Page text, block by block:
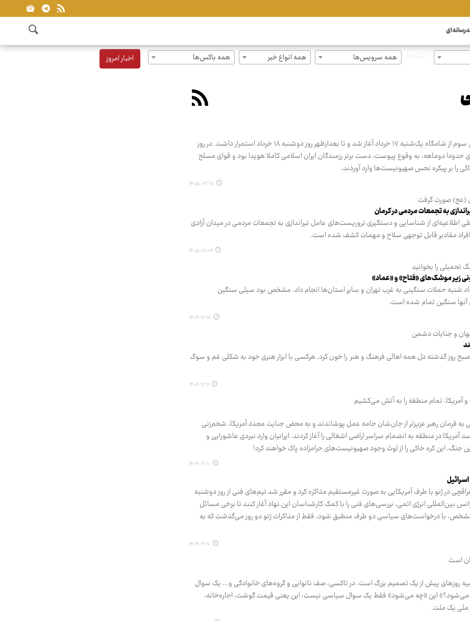
ای
همه سرویس‌ها همه انواع خبر همه باکس‌ها اخبار امروز
چهل‌ویکمین روز از جنگ تحمیلی سوم از شامگاه یک‌شنبه ۱۷ خرداد آغاز شد و تا بعدازظهر روز دوشنبه ۱۸ خرداد استمرار داشت. در روز
دوماهه، به وقوع پیوست، دست برتر رزمندگان ایران اسلامی کاملا هویدا بود و قوای مسلح
را بر پیکره نحس صهیونیست‌ها وارد آوردند.
۱۴۰۵.۰۳.۱۸
(عج) صورت گرفت
به تجمعات مردمی در کرمان
اطلاعیه‌ای از شناسایی و دستگیری تروریست‌های عامل تیراندازی به تجمعات مردمی در میدان آزادی
افراد مقادیر قابل توجهی سلاح و مهمات کشف شده است.
۱۴۰۵.۰۲.۰۷
تحمیلی را بخوانید
زیر موشک‌های «فتاح» و «عماد»
شنبه حملات سنگینی به غرب تهران و سایر استان‌ها انجام داد. مشخص بود سیلی سنگین
سنگین تمام شده است.
۱۴۰۴.۱۲.۱۸
و جنایات دشمن
صبح روز گذشته دل همه اهالی فرهنگ و هنر را خون کرد. هرکسی با ابزار هنری خود به شکلی غم و سوگ
۱۴۰۴.۱۲.۱۱
آمریکا، تمام منطقه را به آتش می‌کشیم
به فرمان رهبر عزیزتر از جان‌شان جامه عمل پوشاندند و به محض جنایت مجدد آمریکا، شخم‌زنی
در منطقه به انضمام سراسر اراضی اشغالی را آغاز کردند. ایرانیان وارد نبردی عاشورایی و
جنگ، این کره خاکی را از لوث وجود صهیونیست‌های حرامزاده پاک خواهند کرد!
۱۴۰۴.۱۲.۱۰
در ژنو با طرف آمریکایی به صورت غیرمستقیم مذاکره کرد و مقرر شد تیم‌های فنی از روز دوشنبه
بین‌المللی انرژی اتمی، بررسی‌های فنی را با کمک کارشناسان این نهاد آغاز کنند تا برخی مسائل
با درخواست‌های سیاسی دو طرف منطبق شود، فقط از مذاکرات ژنو دو روز می‌گذشت که به
۱۴۰۴.۱۲.۱۰
است
روزهای پیش از یک تصمیم بزرگ است. در تاکسی، صف نانوایی و گروه‌های خانوادگی و... یک سوال
می‌شود؟» این «چه می‌شود» فقط یک سوال سیاسی نیست؛ این یعنی قیمت گوشت، اجاره‌خانه،
ملی یک ملت.